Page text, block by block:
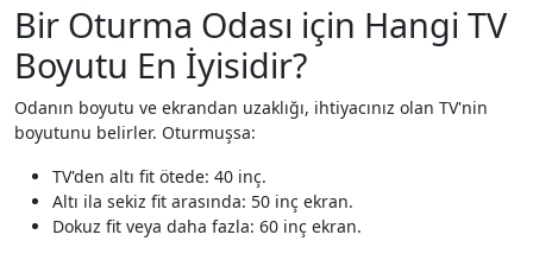
Bir Oturma Odası için Hangi TV
Boyutu En İyisidir?
Odanın boyutu ve ekrandan uzaklığı, ihtiyacınız olan TV'nin
boyutunu belirler. Oturmuşsa:
TV'den altı fit ötede: 40 inç.
Altı ila sekiz fit arasında: 50 inç ekran.
Dokuz fit veya daha fazla: 60 inç ekran.